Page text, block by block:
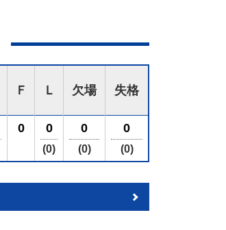
Ｆ Ｌ 欠場 失格
0 0
(0)
0
(0)
0
(0)